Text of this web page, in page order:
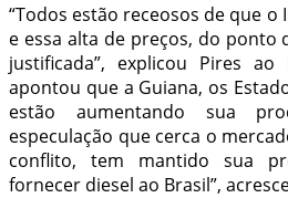
“Todos estão receosos de que o
e essa alta de preços, do ponto
justificada”, explicou Pires ao
apontou que a Guiana, os
estão aumentando sua
especulação que cerca o
conflito, tem mantido sua
fornecer diesel ao Brasil”,